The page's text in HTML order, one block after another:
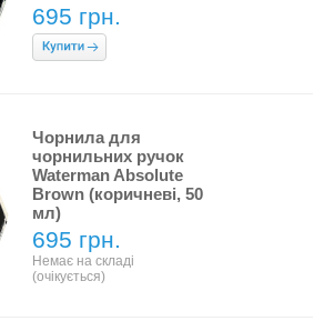
695 грн.
Чорнила для
чорнильних ручок
Waterman Absolute
Brown (коричневі, 50
мл)
695 грн.
Немає на складі
(очікується)